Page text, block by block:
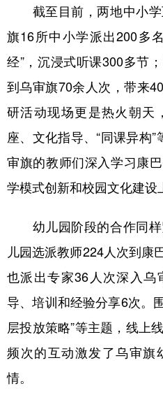
截至目前，两地中小学
旗16所中小学派出200多
经”，沉浸式听课300多节
到乌审旗70余人次，带来
研活动现场更是热火朝天
座、文化指导、“同课异构
审旗的教师们深入学习康
学模式创新和校园文化建设
幼儿园阶段的合作同样
儿园选派教师224人次到康
也派出专家36人次深入
导、培训和经验分享6次。
层投放策略”等主题，线上
频次的互动激发了乌审旗
情。